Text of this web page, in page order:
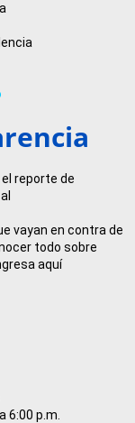
reporte de
vayan en contra de
todo sobre
aquí
6:00 p.m.